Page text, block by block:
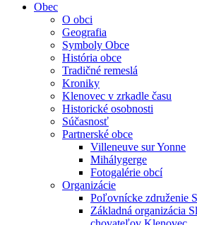
Obec
O obci
Geografia
Symboly Obce
História obce
Tradičné remeslá
Kroniky
Klenovec v zrkadle času
Historické osobnosti
Súčasnosť
Partnerské obce
Villeneuve sur Yonne
Mihálygerge
Fotogalérie obcí
Organizácie
Poľovnícke združenie
Základná organizácia